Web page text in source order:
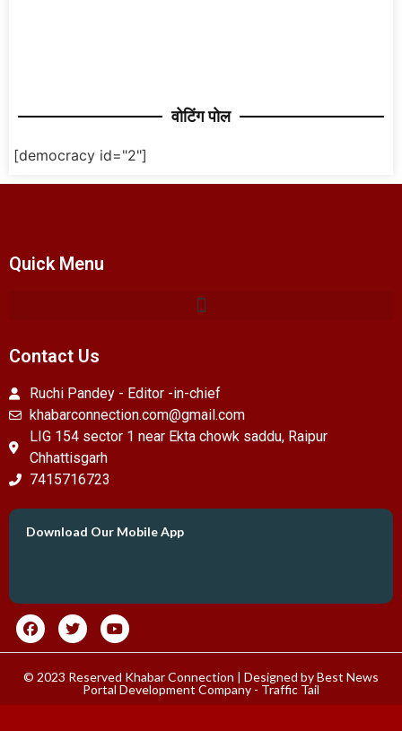
वोटिंग पोल
[democracy id="2"]
Quick Menu
Contact Us
Ruchi Pandey - Editor -in-chief
khabarconnection.com@gmail.com
LIG 154 sector 1 near Ekta chowk saddu, Raipur
Chhattisgarh
7415716723
Download Our Mobile App
© 2023 Reserved Khabar Connection | Designed byBest News
Portal Development Company - Traffic Tail